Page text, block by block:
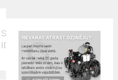
Sludinājuma
ID:20170